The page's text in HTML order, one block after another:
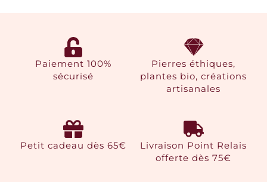
Paiement 100%
sécurisé
Pierres éthiques,
plantes bio, créations
artisanales
Petit cadeau dès 65€
Livraison Point Relais
offerte dès 75€